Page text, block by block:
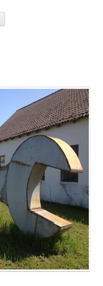
Zum
Inhalt